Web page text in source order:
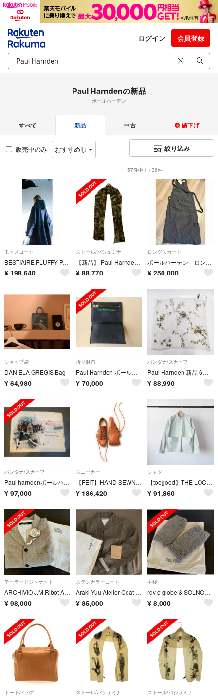
ログイン 会員登録
Paul Harndenの新品
ポールハーデン
すべて 新品 中古 値下げ
販売中のみ おすすめ順 絞り込み
57件中 1 - 36件
モッズコート
BESTIAIRE FLUFFY PARKA 24AW
¥ 198,640
ストール/パシュミナ
【新品】 Paul Harnden / ポールハーデン | Turban Dogs Printwool / ドッグ ターバン ストール | マルチカラー
¥ 88,770
ロングスカート
ポールハーデン ロング胸当て付きラップスカートタグ付きsize2
¥ 250,000
ショップ袋
DANIELA GREGIS Bag
¥ 64,980
折り財布
Paul Harnden ポールハーデン ウォレット 財布 カード ケース
¥ 70,000
バンダナ/スカーフ
Paul Harnden 新品 6点限定 Square Scarf シルクストール 定価150700円 スカーフ 24SS キナリ レディース ポールハーデン【中古】4-0831G♪
¥ 88,990
バンダナ/スカーフ
Paul harndenポールハーデン スカーフ ジャーナルスタンダードラックス
¥ 97,000
スニーカー
【FEIT】HAND SEWN LOW RUBBER TAN
¥ 186,420
シャツ
【toogood】THE LOCKSMITH SHIRT
¥ 91,860
テーラードジャケット
ARCHIVIO J.M.Ribot Antique Hemp Jacket
¥ 98,000
ステンカラーコート
Araki Yuu Atelier Coat アラキユウ
¥ 85,000
手袋
rdv o globe & SOLNORD アームウォーマー
¥ 8,000
トートバッグ ストール/パシュミナ ストール/パシュミナ